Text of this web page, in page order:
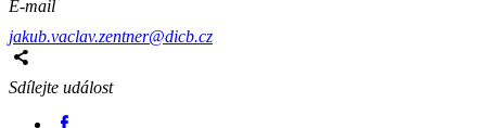
E-mail
jakub.vaclav.zentner@dicb.cz
Sdílejte událost